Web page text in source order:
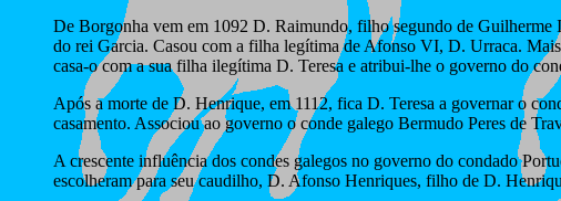
De Borgonha vem em 1092 D. Raimundo, filho segundo de Guilherme
do rei Garcia. Casou com a filha legítima de Afonso VI, D. Urraca.
casa-o com a sua filha ilegítima D. Teresa e atribui-lhe o governo do
Após a morte de D. Henrique, em 1112, fica D. Teresa a governar o
casamento. Associou ao governo o conde galego Bermudo Peres de
A crescente influência dos condes galegos no governo do condado
escolheram para seu caudilho, D. Afonso Henriques, filho de D.